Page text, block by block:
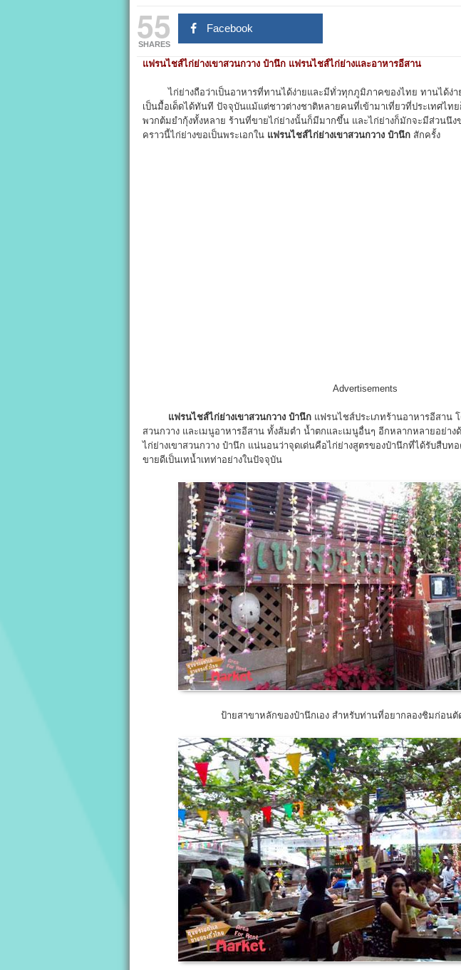
55
SHARES
Facebook
แฟรนไชส์ไก่ย่างเขาสวนกวาง ป๋านึก แฟรนไชส์ไก่ย่างและอาหารอีสาน
ไก่ย่างถือว่าเป็นอาหารที่ทานได้ง่ายและมีทั่วทุกภูมิภาคของไทย ทานได้ง่า
เป็นมื้อเด็ดได้ทันที ปัจจุบันแม้แต่ชาวต่างชาติหลายคนที่เข้ามาเที่ยวที่ประเทศไท
พวกต้มยำกุ้งทั้งหลาย ร้านที่ขายไก่ย่างนั้นก็มีมากขึ้น และไก่ย่างก็มักจะมีส่วนนึง
คราวนี้ไก่ย่างขอเป็นพระเอกใน แฟรนไชส์ไก่ย่างเขาสวนกวาง ป๋านึก สักครั้ง
Advertisements
แฟรนไชส์ไก่ย่างเขาสวนกวาง ป๋านึก แฟรนไชส์ประเภทร้านอาหารอีสาน
สวนกวาง และเมนูอาหารอีสาน ทั้งส้มตำ น้ำตกและเมนูอื่นๆ อีกหลากหลายอย่า
ไก่ย่างเขาสวนกวาง ป๋านึก แน่นอนว่าจุดเด่นคือไก่ย่างสูตรของป๋านึกที่ได้รับสืบ
ขายดีเป็นเทน้ำเทท่าอย่างในปัจจุบัน
ป้ายสาขาหลักของป๋านึกเอง สำหรับท่านที่อยากลองชิมก่อน